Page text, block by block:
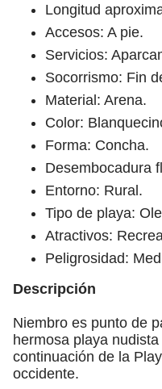
Longitud
Accesos: A pie.
Servicios:
Socorrismo: Fin
Material: Arena.
Color:
Forma: Concha.
Desembocadura
Entorno: Rural.
Tipo de playa:
Atractivos:
Peligrosidad:
Descripción
Niembro es punto de
hermosa playa
continuación de la
occidente.